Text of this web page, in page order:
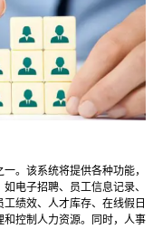
。该系统将提供各种功能，
电子招聘、员工信息记录、
绩效、人才库存、在线假日
控制人力资源。同时，人事